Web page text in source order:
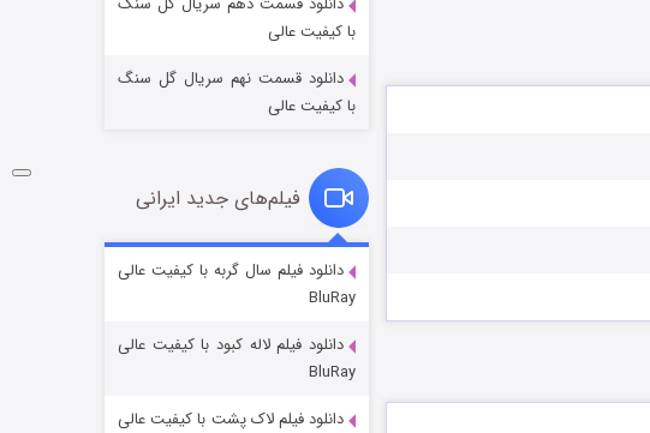
شوگر فصل ۲
قسمت
با کیفیت عالی
دانلود قسمت نهم سریال گل سنگ
با کیفیت عالی
فیلم‌های جدید ایرانی
دانلود فیلم سال گربه با کیفیت عالی
BluRay
دانلود فیلم لاله کبود با کیفیت عالی
BluRay
دانلود فیلم لاک پشت با کیفیت عالی